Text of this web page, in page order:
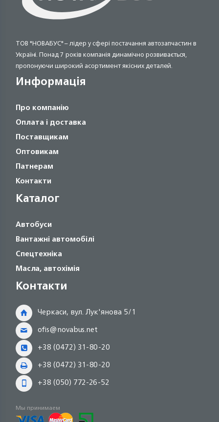
ТОВ "НОВАБУС" – лідер у сфері постачання автозапчастин в
Україні. Понад 7 років компанія динамічно розвивається,
пропонуючи широкий асортимент якісних деталей.
Информація
Про компанію
Оплата і доставка
Поставщикам
Оптовикам
Патнерам
Контакти
Каталог
Автобуси
Вантажні автомобілі
Спецтехніка
Масла, автохімія
Контакти
Черкаси, вул. Лук'янова 5/1
ofis@novabus.net
+38 (0472) 31-80-20
+38 (0472) 31-80-20
+38 (050) 772-26-52
Мы принимаем